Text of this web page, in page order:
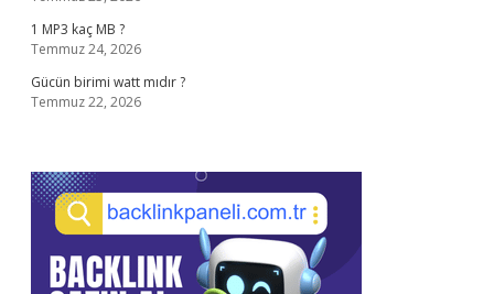
1 MP3 kaç MB ?
Temmuz 24, 2026
Gücün birimi watt mıdır ?
Temmuz 22, 2026